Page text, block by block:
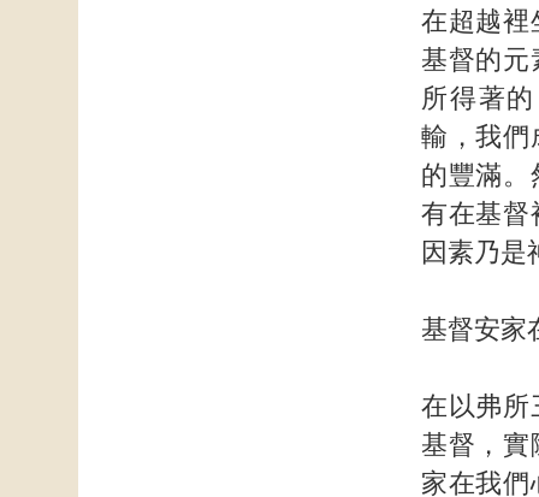
在超越裡
基督的元
所得著
輸，我們
的豐滿。
有在基督
因素乃是
基督安家
在以弗所
基督，實
家在我們